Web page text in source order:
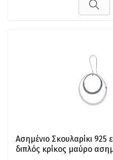
Ασημένιο Σκουλαρίκι
διπλός κρίκος μαύρο